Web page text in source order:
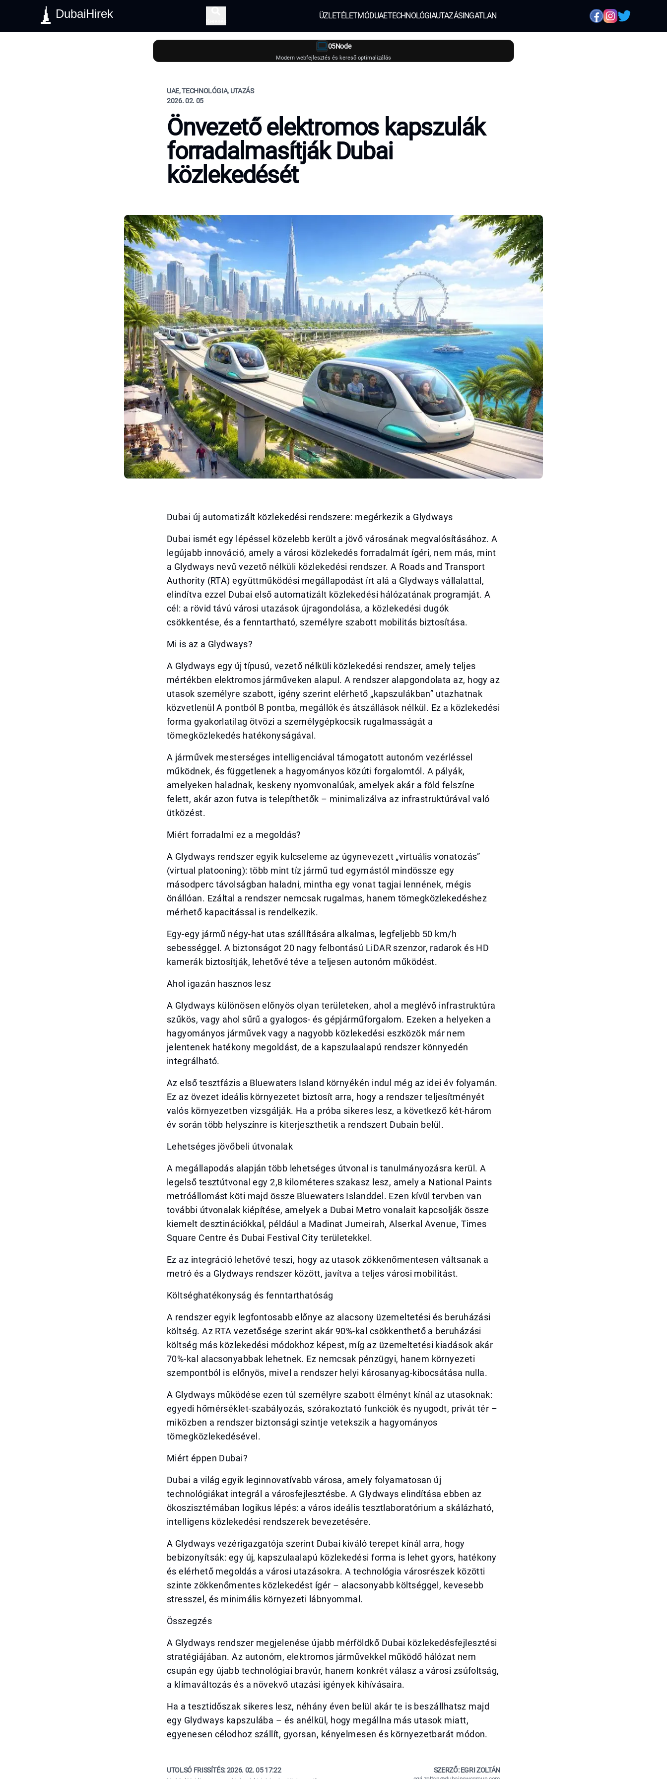
DubaiHirek
Keresés
ÜZLETÉLETMÓDUAETECHNOLÓGIAUTAZÁSINGATLAN
05Node
Modern webfejlesztés és kereső optimalizálás
UAE, TECHNOLÓGIA, UTAZÁS
2026. 02. 05
Önvezető elektromos kapszulák
forradalmasítják Dubai
közlekedését
Dubai új automatizált közlekedési rendszere: megérkezik a Glydways
Dubai ismét egy lépéssel közelebb került a jövő városának megvalósításához. A
legújabb innováció, amely a városi közlekedés forradalmát ígéri, nem más, mint
a Glydways nevű vezető nélküli közlekedési rendszer. A Roads and Transport
Authority (RTA) együttműködési megállapodást írt alá a Glydways vállalattal,
elindítva ezzel Dubai első automatizált közlekedési hálózatának programját. A
cél: a rövid távú városi utazások újragondolása, a közlekedési dugók
csökkentése, és a fenntartható, személyre szabott mobilitás biztosítása.
Mi is az a Glydways?
A Glydways egy új típusú, vezető nélküli közlekedési rendszer, amely teljes
mértékben elektromos járműveken alapul. A rendszer alapgondolata az, hogy az
utasok személyre szabott, igény szerint elérhető „kapszulákban” utazhatnak
közvetlenül A pontból B pontba, megállók és átszállások nélkül. Ez a közlekedési
forma gyakorlatilag ötvözi a személygépkocsik rugalmasságát a
tömegközlekedés hatékonyságával.
A járművek mesterséges intelligenciával támogatott autonóm vezérléssel
működnek, és függetlenek a hagyományos közúti forgalomtól. A pályák,
amelyeken haladnak, keskeny nyomvonalúak, amelyek akár a föld felszíne
felett, akár azon futva is telepíthetők – minimalizálva az infrastruktúrával való
ütközést.
Miért forradalmi ez a megoldás?
A Glydways rendszer egyik kulcseleme az úgynevezett „virtuális vonatozás”
(virtual platooning): több mint tíz jármű tud egymástól mindössze egy
másodperc távolságban haladni, mintha egy vonat tagjai lennének, mégis
önállóan. Ezáltal a rendszer nemcsak rugalmas, hanem tömegközlekedéshez
mérhető kapacitással is rendelkezik.
Egy-egy jármű négy-hat utas szállítására alkalmas, legfeljebb 50 km/h
sebességgel. A biztonságot 20 nagy felbontású LiDAR szenzor, radarok és HD
kamerák biztosítják, lehetővé téve a teljesen autonóm működést.
Ahol igazán hasznos lesz
A Glydways különösen előnyös olyan területeken, ahol a meglévő infrastruktúra
szűkös, vagy ahol sűrű a gyalogos- és gépjárműforgalom. Ezeken a helyeken a
hagyományos járművek vagy a nagyobb közlekedési eszközök már nem
jelentenek hatékony megoldást, de a kapszulaalapú rendszer könnyedén
integrálható.
Az első tesztfázis a Bluewaters Island környékén indul még az idei év folyamán.
Ez az övezet ideális környezetet biztosít arra, hogy a rendszer teljesítményét
valós környezetben vizsgálják. Ha a próba sikeres lesz, a következő két-három
év során több helyszínre is kiterjeszthetik a rendszert Dubain belül.
Lehetséges jövőbeli útvonalak
A megállapodás alapján több lehetséges útvonal is tanulmányozásra kerül. A
legelső tesztútvonal egy 2,8 kilométeres szakasz lesz, amely a National Paints
metróállomást köti majd össze Bluewaters Islanddel. Ezen kívül tervben van
további útvonalak kiépítése, amelyek a Dubai Metro vonalait kapcsolják össze
kiemelt desztinációkkal, például a Madinat Jumeirah, Alserkal Avenue, Times
Square Centre és Dubai Festival City területekkel.
Ez az integráció lehetővé teszi, hogy az utasok zökkenőmentesen váltsanak a
metró és a Glydways rendszer között, javítva a teljes városi mobilitást.
Költséghatékonyság és fenntarthatóság
A rendszer egyik legfontosabb előnye az alacsony üzemeltetési és beruházási
költség. Az RTA vezetősége szerint akár 90%-kal csökkenthető a beruházási
költség más közlekedési módokhoz képest, míg az üzemeltetési kiadások akár
70%-kal alacsonyabbak lehetnek. Ez nemcsak pénzügyi, hanem környezeti
szempontból is előnyös, mivel a rendszer helyi károsanyag-kibocsátása nulla.
A Glydways működése ezen túl személyre szabott élményt kínál az utasoknak:
egyedi hőmérséklet-szabályozás, szórakoztató funkciók és nyugodt, privát tér –
miközben a rendszer biztonsági szintje vetekszik a hagyományos
tömegközlekedésével.
Miért éppen Dubai?
Dubai a világ egyik leginnovatívabb városa, amely folyamatosan új
technológiákat integrál a városfejlesztésbe. A Glydways elindítása ebben az
ökoszisztémában logikus lépés: a város ideális tesztlaboratórium a skálázható,
intelligens közlekedési rendszerek bevezetésére.
A Glydways vezérigazgatója szerint Dubai kiváló terepet kínál arra, hogy
bebizonyítsák: egy új, kapszulaalapú közlekedési forma is lehet gyors, hatékony
és elérhető megoldás a városi utazásokra. A technológia városrészek közötti
szinte zökkenőmentes közlekedést ígér – alacsonyabb költséggel, kevesebb
stresszel, és minimális környezeti lábnyommal.
Összegzés
A Glydways rendszer megjelenése újabb mérföldkő Dubai közlekedésfejlesztési
stratégiájában. Az autonóm, elektromos járművekkel működő hálózat nem
csupán egy újabb technológiai bravúr, hanem konkrét válasz a városi zsúfoltság,
a klímaváltozás és a növekvő utazási igények kihívásaira.
Ha a tesztidőszak sikeres lesz, néhány éven belül akár te is beszállhatsz majd
egy Glydways kapszulába – és anélkül, hogy megállna más utasok miatt,
egyenesen célodhoz szállít, gyorsan, kényelmesen és környezetbarát módon.
UTOLSÓ FRISSÍTÉS:2026. 02. 05 17:22 SZERZŐ: EGRI ZOLTÁN